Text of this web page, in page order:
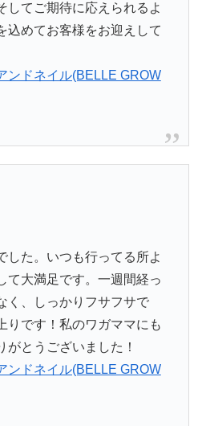
してご期待に応えられるよ
込めてお客様をお迎えして
ンドネイル(BELLE GROW
した。いつも行ってる所よ
て大満足です。一週間経っ
く、しっかりフサフサで
りです！私のワガママにも
がとうございました！
ンドネイル(BELLE GROW